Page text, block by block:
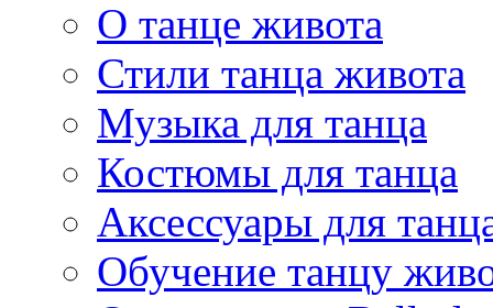
О танце живота
Стили танца живота
Музыка для танца
Костюмы для танца
Аксессуары для
Обучение танцу